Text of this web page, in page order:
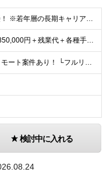
★35歳以下全員面接！ ※若年層の長期キャリア形成を図るため ＼ 職種・業種未経験、第二新卒、社会人未経験いずれも歓迎！ ／ ★学歴不問 ★IT業界に興味がある方 ★ネイティブレベルの日本語を話せる
◆月給220,000円～350,000円＋残業代＋各種手当＋賞与年2回 （試用期間中：月給200,000円～） ※経験・スキルを考慮して優遇いたします ※残業代は100％支給します ┃試用期間あり
☆転勤なし ☆フルリモート案件あり！ └フルリモート：50％ └リモート併用：14％ 東京都内および近郊（神奈川県・埼玉県・千葉県）のプロジェクト先、もしくは自社内にて勤務いただきます ＜本社＞
検討中に入れる